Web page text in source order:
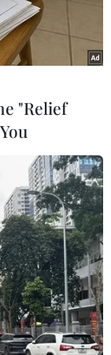
sắm đồ chơi trẻ
nhi 1/6/2023
"Relief